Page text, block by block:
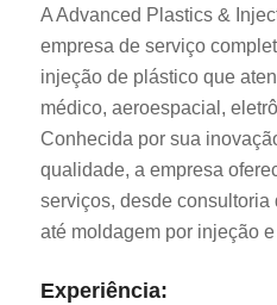
A Advanced Plastics &
empresa de serviço
injeção de plástico que
médico, aeroespacial,
Conhecida por sua
qualidade, a empresa
serviços, desde consultoria
até moldagem por injeção
Experiência: